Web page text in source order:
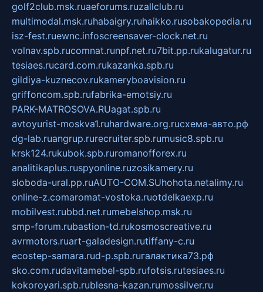
golf2club.msk.ruaeforums.ruzallclub.ru
multimodal.msk.ruhabaigry.ruhaikko.rusobakopedia.ru
isz-fest.ruewnc.infoscreensaver-clock.net.ru
volnav.spb.rucomnat.runpf.net.ru7bit.pp.rukalugatur.ru
tesiaes.rucard.com.rukazanka.spb.ru
gildiya-kuznecov.rukameryboavision.ru
griffoncom.spb.rufabrika-emotsiy.ru
PARK-MATROSOVA.RUagat.spb.ru
avtoyurist-moskva1.ruhardware.org.ruсхема-авто.рф
dg-lab.ruangrup.rurecruiter.spb.rumusic8.spb.ru
krsk124.rukubok.spb.ruromanofforex.ru
analitikaplus.ruspyonline.ruzosikamery.ru
sloboda-ural.pp.ruAUTO-COM.SUhohota.netalimy.ru
online-z.comaromat-vostoka.ruotdelkaexp.ru
mobilvest.rubbd.net.rumebelshop.msk.ru
smp-forum.rubastion-td.rukosmoscreative.ru
avrmotors.ruart-galadesign.rutiffany-c.ru
ecostep-samara.rud-p.spb.ruгалактика73.рф
sko.com.rudavitamebel-spb.rufotsis.rutesiaes.ru
kokoroyari.spb.rublesna-kazan.rumossilver.ru